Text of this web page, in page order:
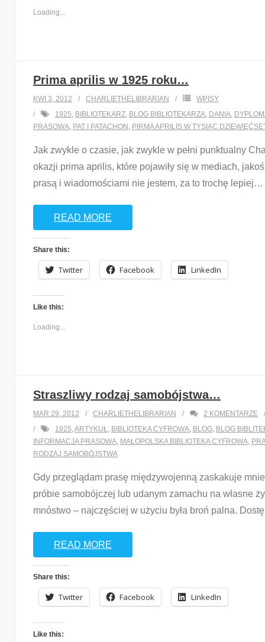
Loading...
Prima aprilis w 1925 roku…
KWI 3, 2012 CHARLIETHELIBRARIAN
WPISY
1925, BIBLIOTEKARZ, BLOG BIBLIOTEKARZA, DANIA,
PRASOWA, PAT I PATACHON , PIRMA APRILIS W TYSIĄC
Jak zwykle o czasie, jak zwykle w pełni punktualny
okazji prima aprilis, które pojawiły się w mediach,
prasą i wiadomościami nie jestem, za to trochę lepiej…
READ MORE
Share this:
Twitter Facebook LinkedIn
Like this:
Loading...
Straszliwy rodzaj samobójstwa…
MAR 29, 2012 CHARLIETHELIBRARIAN 2 KOMENTARZE
1925,ARTYKUŁ, BIBLIOTEKA CYFROWA, BLOG, BLOG
INFORMACJA PRASOWA, MAŁOPOLSKA BIBLIOTEKA CYFROWA,
RODZAJ SAMOBÓJSTWA
Gdy przeglądam prasę międzywojenną zaskakuje
próbie samobójczej lub udanym zamachu na własne
mnóstwo – najczęściej w użyciu była broń palna.
READ MORE
Share this:
Twitter Facebook LinkedIn
Like this: